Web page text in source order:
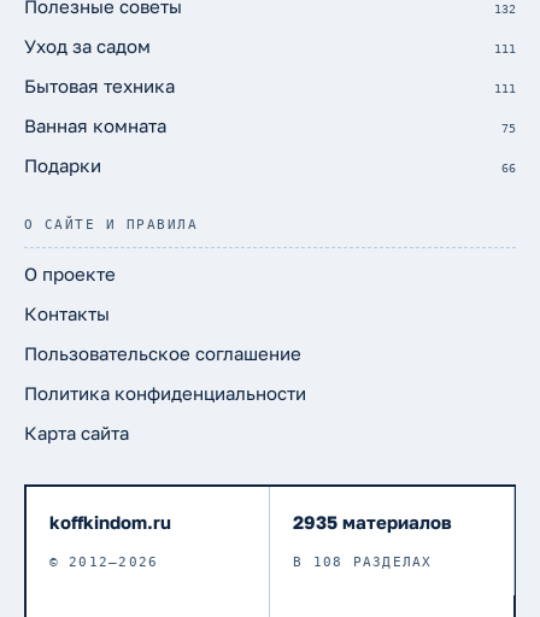
Полезные советы 132
Уход за садом 111
Бытовая техника 111
Ванная комната 75
Подарки 66
О САЙТЕ И ПРАВИЛА
О проекте
Контакты
Пользовательское соглашение
Политика конфиденциальности
Карта сайта
koffkindom.ru
© 2012–2026
2935 материалов
В 108 РАЗДЕЛАХ